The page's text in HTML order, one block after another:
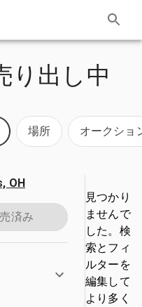
り出し中
場所 オークショ
OH
済み
見つかり
ませんで
した。検
索とフィ
ルターを
編集して
より多く